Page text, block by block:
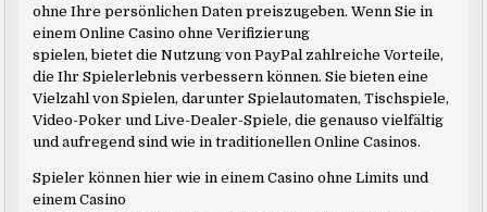
ohne Ihre persönlichen Daten preiszugeben. Wenn Sie in
einem Online Casino ohne Verifizierung
spielen, bietet die Nutzung von PayPal zahlreiche Vorteile,
die Ihr Spielerlebnis verbessern können. Sie bieten eine
Vielzahl von Spielen, darunter Spielautomaten, Tischspiele,
Video-Poker und Live-Dealer-Spiele, die genauso vielfältig
und aufregend sind wie in traditionellen Online Casinos.
Spieler können hier wie in einem Casino ohne Limits und
einem Casino